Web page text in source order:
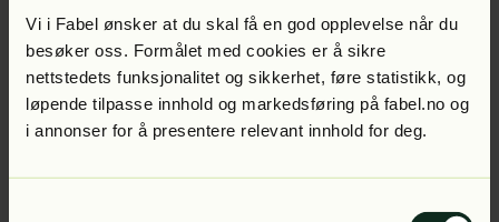
Vi i Fabel ønsker at du skal få en god opplevelse når du
besøker oss. Formålet med cookies er å sikre
nettstedets funksjonalitet og sikkerhet, føre statistikk, og
løpende tilpasse innhold og markedsføring på fabel.no og
i annonser for å presentere relevant innhold for deg.